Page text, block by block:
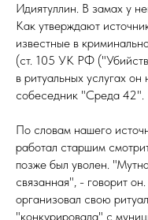
Идиятуллин. В замах у
Как утверждают
известные в
(ст. 105 УК РФ
в ритуальных услугах
собеседник "Среда 42".
По словам нашего
работал старшим
позже был уволен.
связанная", - говорит
организовал свою
"конкурировала" с